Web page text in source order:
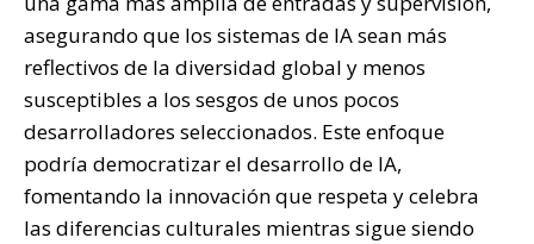
asegurando que los sistemas de IA sean más
reflectivos de la diversidad global y menos
susceptibles a los sesgos de unos pocos
desarrolladores seleccionados. Este enfoque
podría democratizar el desarrollo de IA,
fomentando la innovación que respeta y celebra
las diferencias culturales mientras sigue siendo